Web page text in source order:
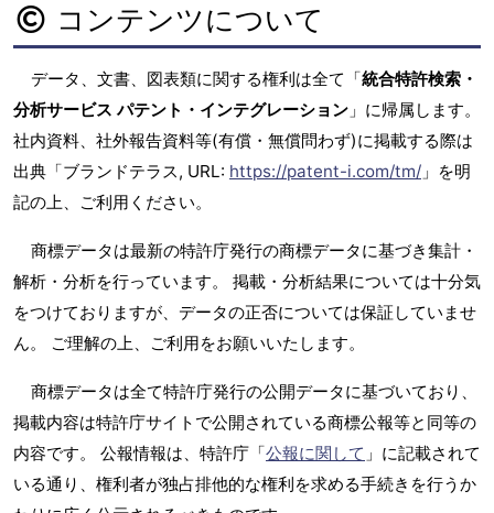
コンテンツについて
データ、文書、図表類に関する権利は全て「統合特許検索・
分析サービス パテント・インテグレーション 」に帰属します。
社内資料、社外報告資料等(有償・無償問わず)に掲載する際は
出典「ブランドテラス, URL: https://patent-i.com/tm/ 」を明
記の上、ご利用ください。
商標データは最新の特許庁発行の商標データに基づき集計・
解析・分析を行っています。 掲載・分析結果については十分気
をつけておりますが、データの正否については保証していませ
ん。 ご理解の上、ご利用をお願いいたします。
商標データは全て特許庁発行の公開データに基づいており、
掲載内容は特許庁サイトで公開されている商標公報等と同等の
内容です。 公報情報は、特許庁「公報に関して 」に記載されて
いる通り、権利者が独占排他的な権利を求める手続きを行うか